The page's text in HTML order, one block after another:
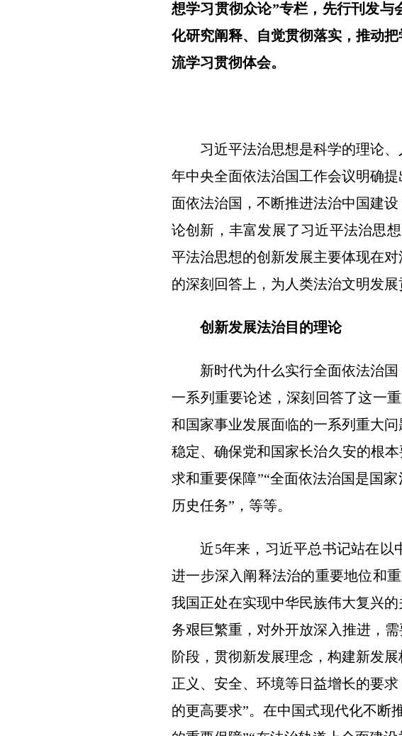
想学习贯彻众论”专栏，先行刊发
化研究阐释、自觉贯彻落实，推动
流学习贯彻体会。
习近平法治思想是科学的理论、
年中央全面依法治国工作会议明确
面依法治国，不断推进法治中国建
论创新，丰富发展了习近平法治思
平法治思想的创新发展主要体现在
的深刻回答上，为人类法治文明发
创新发展法治目的理论
新时代为什么实行全面依法治国
一系列重要论述，深刻回答了这一
和国家事业发展面临的一系列重大
稳定、确保党和国家长治久安的根
求和重要保障”“全面依法治国是国
历史任务”，等等。
近5年来，习近平总书记站在以中
进一步深入阐释法治的重要地位和
我国正处在实现中华民族伟大复兴
务艰巨繁重，对外开放深入推进，
阶段，贯彻新发展理念，构建新发
正义、安全、环境等日益增长的要
的更高要求”。在中国式现代化不断